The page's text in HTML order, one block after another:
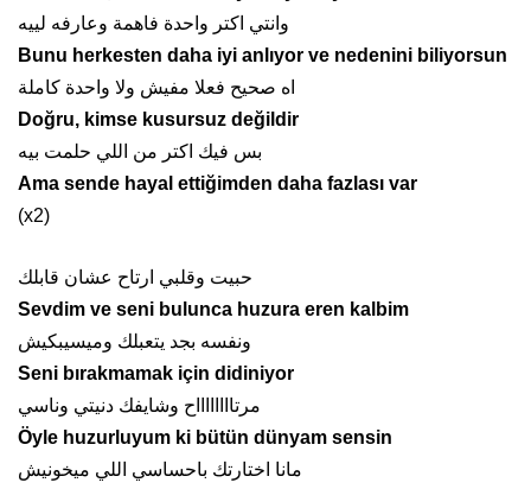
وانتي اكتر واحدة فاهمة وعارفه لييه
Bunu herkesten daha iyi anlıyor ve nedenini biliyorsun
اه صحيح فعلا مفيش ولا واحدة كاملة
Doğru, kimse kusursuz değildir
بس فيك اكتر من اللي حلمت بيه
Ama sende hayal ettiğimden daha fazlası var
(x2)
حبيت وقلبي ارتاح عشان قابلك
Sevdim ve seni bulunca huzura eren kalbim
ونفسه بجد يتعبلك وميسيبكيش
Seni bırakmamak için didiniyor
مرتااااااااح وشايفك دنيتي وناسي
Öyle huzurluyum ki bütün dünyam sensin
مانا اختارتك باحساسي اللي ميخونيش